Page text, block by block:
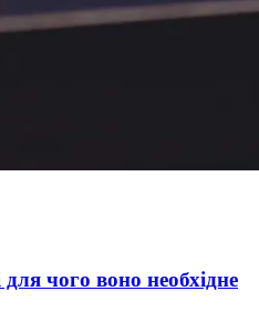
чого воно необхідне